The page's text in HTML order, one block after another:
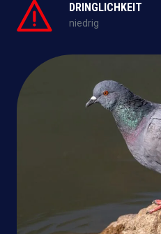
DRINGLICHKEIT
niedrig